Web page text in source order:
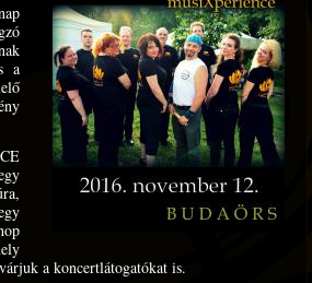
a
a koncertlátogatókat is.